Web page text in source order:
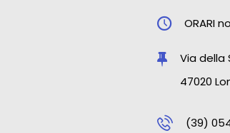
ORARI
Via della
47020
(39)